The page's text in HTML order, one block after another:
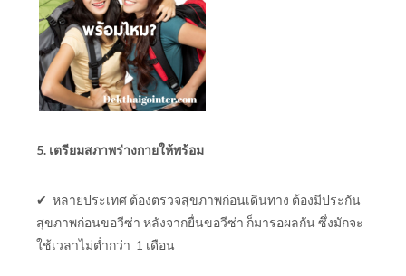
5. เตรียมสภาพร่างกายให้พร้อม
✔ หลายประเทศ ต้องตรวจสุขภาพก่อนเดินทาง ต้องมีประกัน
สุขภาพก่อนขอวีซ่า หลังจากยื่นขอวีซ่า ก็มารอผลกัน ซึ่งมักจะ
ใช้เวลาไม่ต่ำกว่า 1 เดือน